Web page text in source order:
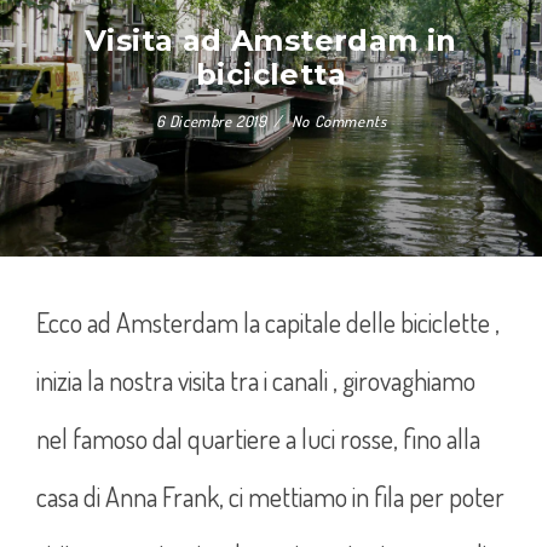
Visita ad Amsterdam in
bicicletta
6 Dicembre 2019 No Comments
Ecco ad Amsterdam la capitale delle biciclette ,
inizia la nostra visita tra i canali , girovaghiamo
nel famoso dal quartiere a luci rosse, fino alla
casa di Anna Frank, ci mettiamo in fila per poter